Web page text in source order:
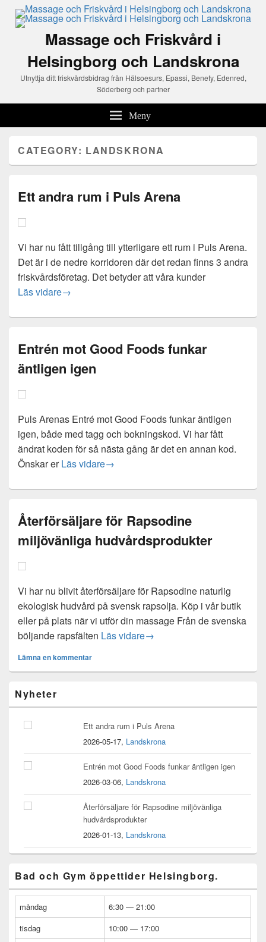
Massage och Friskvård i
Helsingborg och Landskrona
Utnyttja ditt friskvårdsbidrag från Hälsoesurs, Epassi, Benefy, Edenred,
Söderberg och partner
Meny
CATEGORY: LANDSKRONA
Ett andra rum i Puls Arena
Vi har nu fått tillgång till ytterligare ett rum i Puls Arena.
Det är i de nedre korridoren där det redan finns 3 andra
friskvårdsföretag. Det betyder att våra kunder
Läs vidareEtt andra rum i Puls Arena
→
Entrén mot Good Foods funkar
äntligen igen
Puls Arenas Entré mot Good Foods funkar äntligen
igen, både med tagg och bokningskod. Vi har fått
ändrat koden för så nästa gång är det en annan kod.
Önskar erLäs vidareEntrén mot Good Foods funkar
→
Återförsäljare för Rapsodine
miljövänliga hudvårdsprodukter
Vi har nu blivit återförsäljare för Rapsodine naturlig
ekologisk hudvård på svensk rapsolja. Köp i vår butik
eller på plats när vi utför din massage Från de svenska
böljande rapsfälten Läs vidareÅterförsäljare för
→
Lämna en kommentar
område
i
primär
sidomeny
Nyheter
Ett andra rum i Puls Arena
2026-05-17, Landskrona
Entrén mot Good Foods funkar äntligen igen
2026-03-06, Landskrona
Återförsäljare för Rapsodine miljövänliga
hudvårdsprodukter
2026-01-13, Landskrona
Bad och Gym öppettider Helsingborg.
måndag
6:30 — 21:00
tisdag
10:00 — 17:00